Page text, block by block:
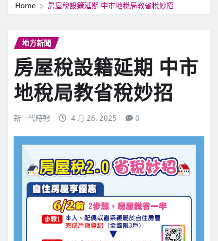
Home 房屋稅設籍延期 中市地稅局教省稅妙招
地方新聞
房屋稅設籍延期 中市
地稅局教省稅妙招
新一代時報 4 月 26, 2025 0